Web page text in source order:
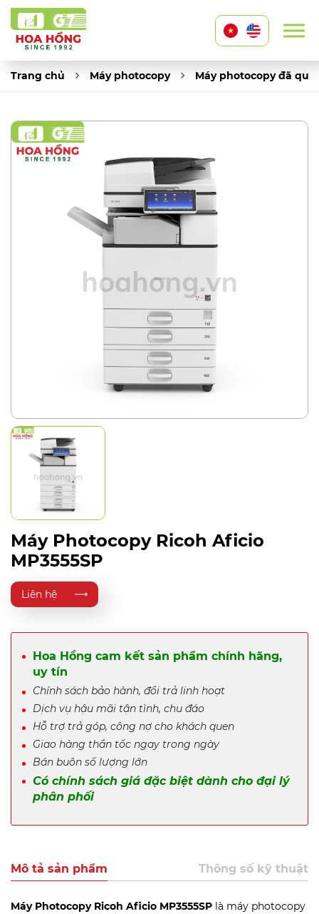
Trang chủ Máy photocopy Máy photocopy đã
Máy Photocopy Ricoh Aficio
MP3555SP
Liên hệ
Hoa Hồng cam kết sản phẩm chính hãng,
uy tín
Chính sách bảo hành, đổi trả linh hoạt
Dịch vụ hậu mãi tận tình, chu đáo
Hỗ trợ trả góp, công nợ cho khách quen
Giao hàng thần tốc ngay trong ngày
Bán buôn số lượng lớn
Có chính sách giá đặc biệt dành cho đại lý
phân phối
Mô tả sản phẩm Thông số kỹ thuật
Máy Photocopy Ricoh Aficio MP3555SP là máy photocopy